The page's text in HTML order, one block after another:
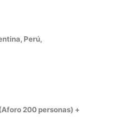
Perú,
(Aforo 200 personas) +